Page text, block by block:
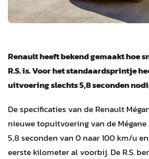
Renault heeft bekend gemaakt hoe
R.S. is. Voor het standaardsprintje
uitvoering slechts 5,8 seconden
De specificaties van de Renault
nieuwe topuitvoering van de
5,8 seconden van 0 naar 100 km/u
eerste kilometer al voorbij. De R.S.